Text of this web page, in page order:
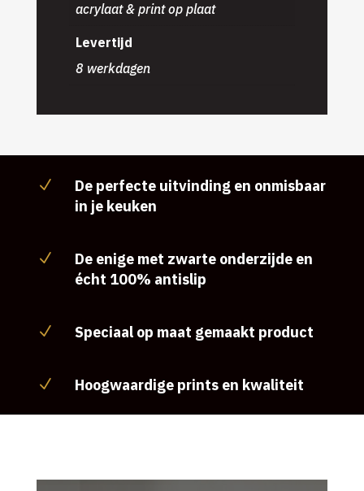
acrylaat & print op plaat
Levertijd
8 werkdagen
N
De perfecte uitvinding en onmisbaar
in je keuken
N
De enige met zwarte onderzijde en
écht 100% antislip
N Speciaal op maat gemaakt product
N Hoogwaardige prints en kwaliteit